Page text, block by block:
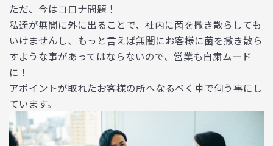
ただ、今はコロナ問題！
私達が無闇に外に出ることで、社内に菌を撒き散らしても
いけませんし、もっと言えば無闇にお客様に菌を撒き散ら
すような事があってはならないので、営業も自粛ムード
に！
アポイントが取れたお客様の所へなるべく車で伺う事にし
ています。